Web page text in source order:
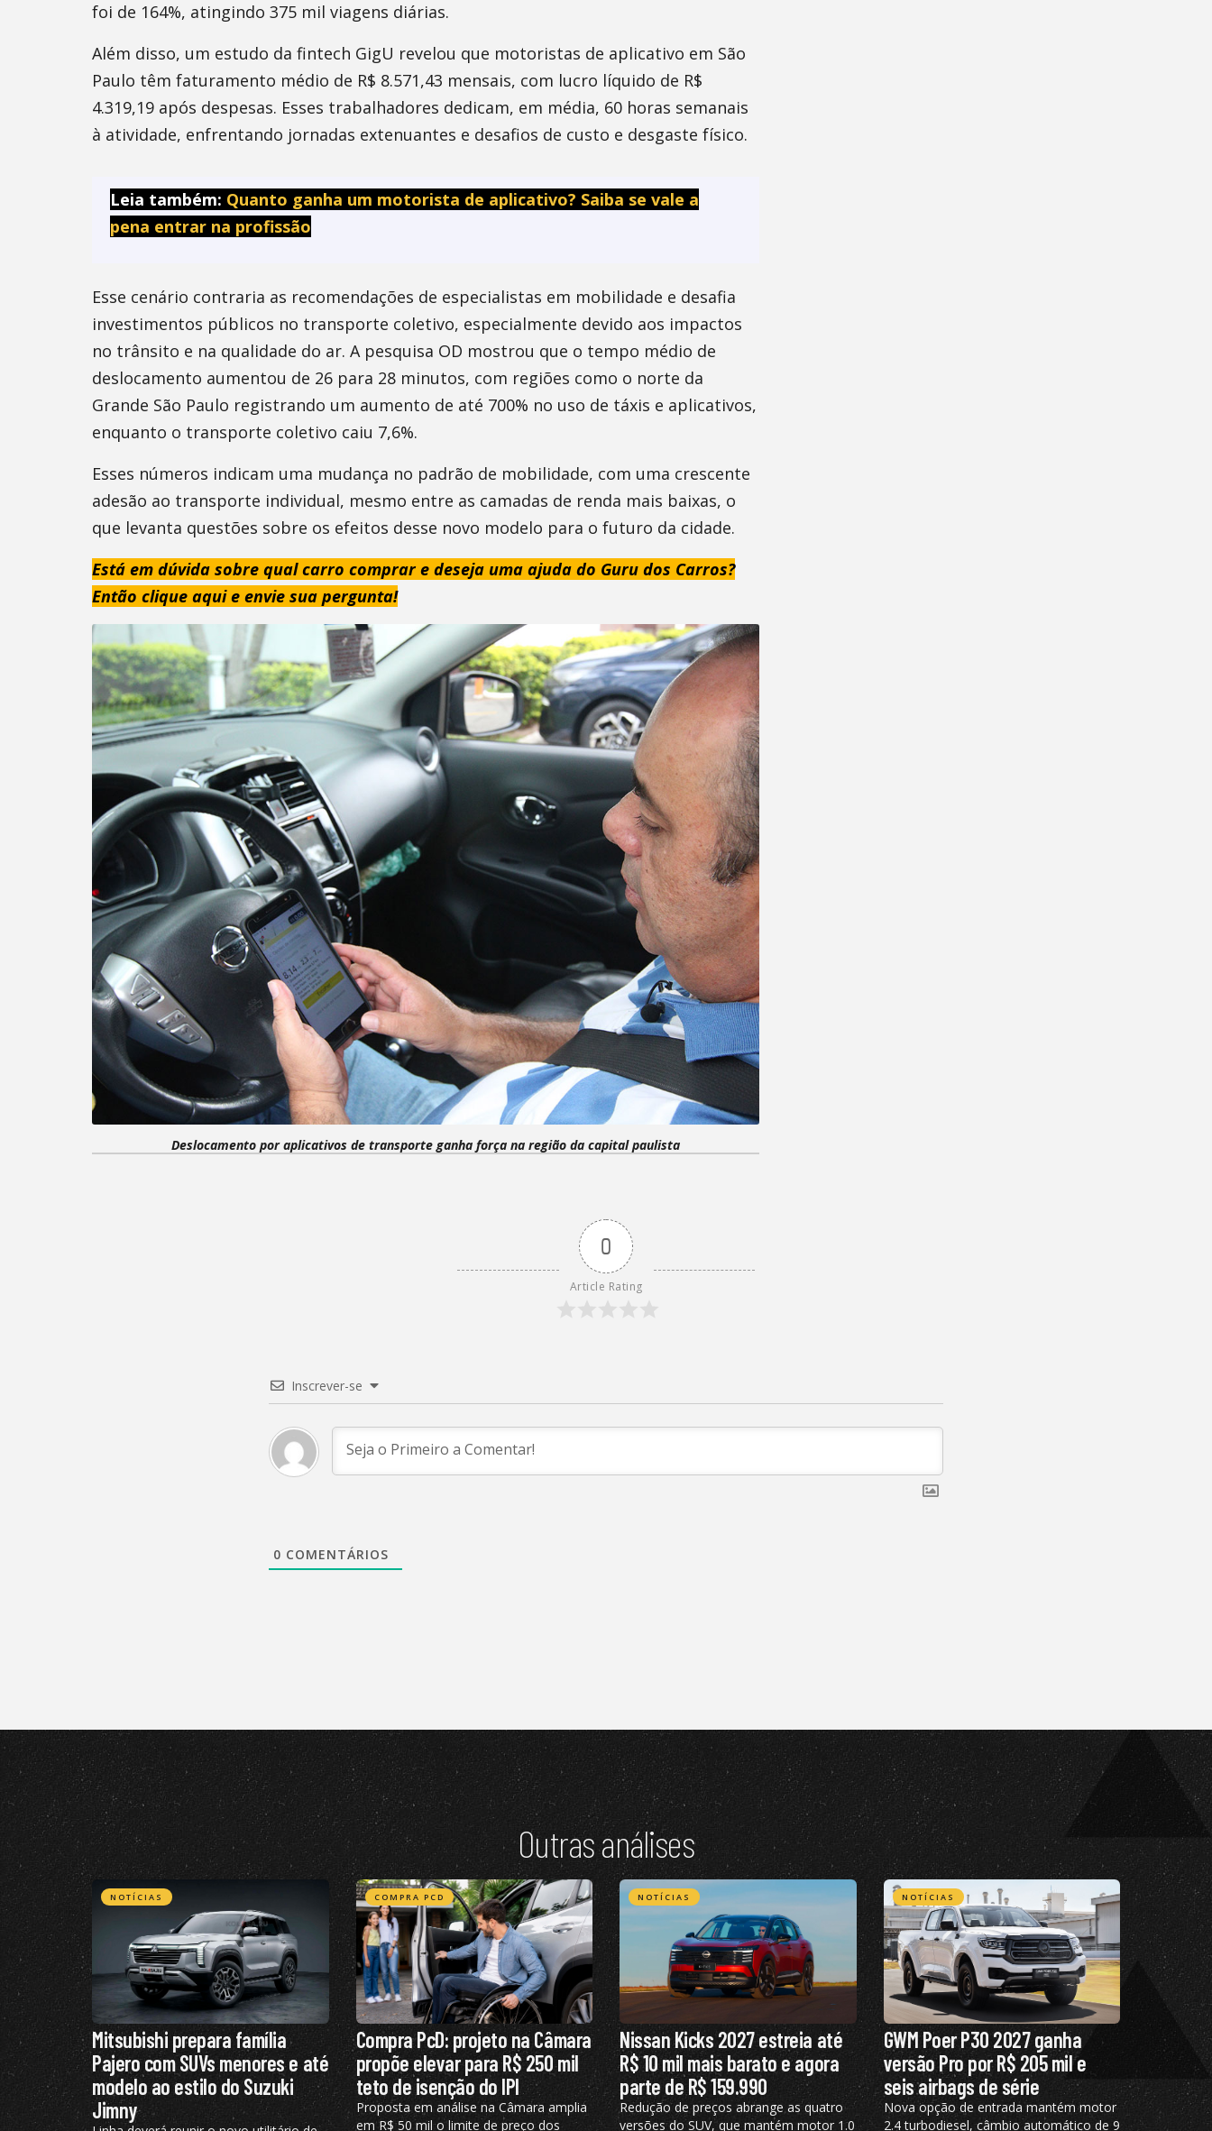
foi de 164%, atingindo 375 mil viagens diárias.
Além disso, um estudo da fintech GigU revelou que motoristas de aplicativo em São
Paulo têm faturamento médio de R$ 8.571,43 mensais, com lucro líquido de R$
4.319,19 após despesas. Esses trabalhadores dedicam, em média, 60 horas semanais
à atividade, enfrentando jornadas extenuantes e desafios de custo e desgaste físico.
Leia também: Quanto ganha um motorista de aplicativo? Saiba se vale a
pena entrar na profissão
Esse cenário contraria as recomendações de especialistas em mobilidade e desafia
investimentos públicos no transporte coletivo, especialmente devido aos impactos
no trânsito e na qualidade do ar. A pesquisa OD mostrou que o tempo médio de
deslocamento aumentou de 26 para 28 minutos, com regiões como o norte da
Grande São Paulo registrando um aumento de até 700% no uso de táxis e aplicativos,
enquanto o transporte coletivo caiu 7,6%.
Esses números indicam uma mudança no padrão de mobilidade, com uma crescente
adesão ao transporte individual, mesmo entre as camadas de renda mais baixas, o
que levanta questões sobre os efeitos desse novo modelo para o futuro da cidade.
Está em dúvida sobre qual carro comprar e deseja uma ajuda do Guru dos Carros?
Então clique aqui e envie sua pergunta!
Deslocamento por aplicativos de transporte ganha força na região da capital paulista
0
Article Rating
Inscrever-se
0 COMENTÁRIOS
Outras análises
NOTÍCIAS
Mitsubishi prepara família
Pajero com SUVs menores e até
modelo ao estilo do Suzuki
Jimny
COMPRA PCD
Compra PcD: projeto na Câmara
propõe elevar para R$ 250 mil
teto de isenção do IPI
Proposta em análise na Câmara amplia
em R$ 50 mil o limite de preço dos
NOTÍCIAS
Nissan Kicks 2027 estreia até
R$ 10 mil mais barato e agora
parte de R$ 159.990
Redução de preços abrange as quatro
versões do SUV, que mantém motor 1.0
NOTÍCIAS
GWM Poer P30 2027 ganha
versão Pro por R$ 205 mil e
seis airbags de série
Nova opção de entrada mantém motor
2.4 turbodiesel, câmbio automático de 9